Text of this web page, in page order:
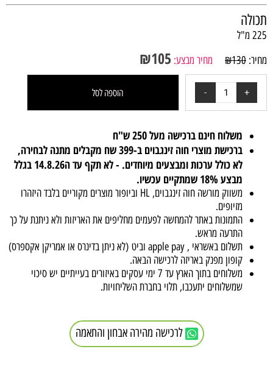
תכולה
225 מ"ל
מחיר:
₪130 מחיר מבצע: ₪105
הוספה לסל
משלוח חינם ברכישה מעל 250 ש"ח
ברכישת מוצרי חוה זינגבוים ב-399 שח מקבלים מתנה לבחירה,
לא כולל ערכות ומבצעים מיוחדים. - לא תקף עד ה14.8.26 בגלל
מבצע 18% שמתקיים עכשיו.
משווק מורשה חוה זינגבוים, HL וביופור מוצרים מקוריים בלבד היזהרו
מזיופים.
התמונות באתר להמחשה לפעמים מחליפים את האריזות ולא ניתנת על כך
התרעה מראש.
תשלום באשראי , apple pay וביט (לא ניתן בדינרס או אמריקן אקספרס)
קופון מפנק באריזה לרכישה הבאה.
משלוחים בתוך הארץ עד 7 ימי עסקים באיזורים בעייתיים יש סיכוי
שמשלוחים יתעכבו, תלוי בחברת השליחויות.
לרכישה מהירה אבחון והתאמה